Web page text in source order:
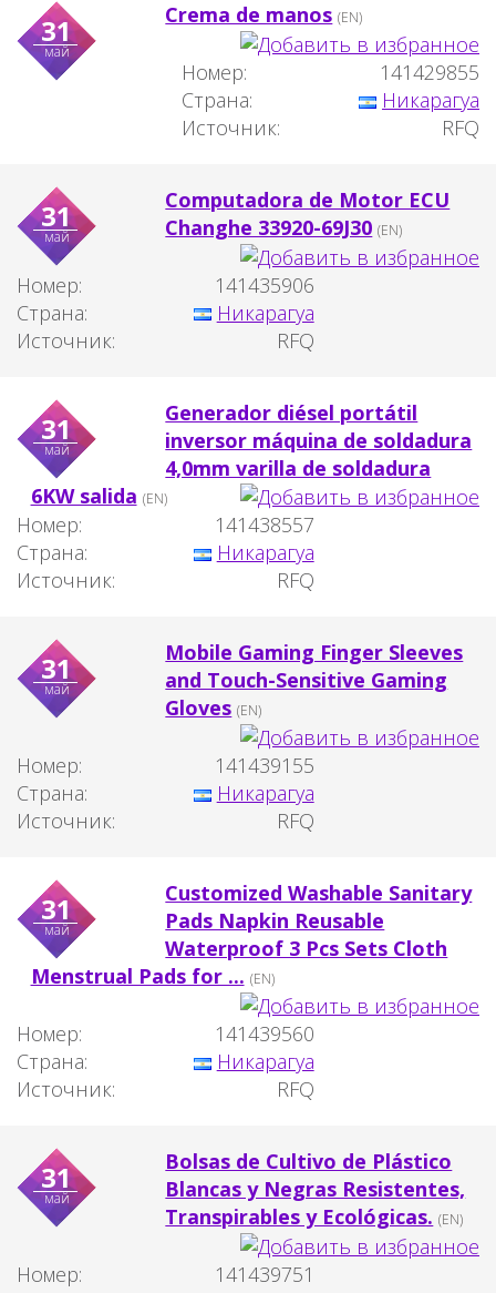
31
май
Crema de manos (EN)
Номер:
141429855
Страна:
Никарагуа
Источник:
RFQ
31
май
Computadora de Motor ECU
Changhe 33920-69J30 (EN)
Номер:
141435906
Страна:
Никарагуа
Источник:
RFQ
31
май
Generador diésel portátil
inversor máquina de soldadura
4,0mm varilla de soldadura
6KW salida (EN)
Номер:
141438557
Страна:
Никарагуа
Источник:
RFQ
31
май
Mobile Gaming Finger Sleeves
and Touch-Sensitive Gaming
Gloves (EN)
Номер:
141439155
Страна:
Никарагуа
Источник:
RFQ
31
май
Customized Washable Sanitary
Pads Napkin Reusable
Waterproof 3 Pcs Sets Cloth
Menstrual Pads for ... (EN)
Номер:
141439560
Страна:
Никарагуа
Источник:
RFQ
31
май
Bolsas de Cultivo de Plástico
Blancas y Negras Resistentes,
Transpirables y Ecológicas. (EN)
Номер:
141439751